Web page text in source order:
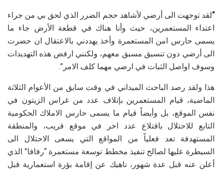
“لقد توجهت الى أرضي لأشاهد حجم الضرر الذي لحق بي من جراء
اعتداء المستعمرين، حيث وأنا هناك في قطعة الأرض جاء ما
يسمى حارس امن المستعمرة وأخذ يهددني بالاعتقال ان حضرت
الى أرضي دون تنسيق مسبق معهم، ولكنني ارفض هذه التهديدات
وسوف اواصل الثبات في ارضي مهما كلف الامر”.
هذا ولقد رصد الباحث الميداني في وقت سابق من الأعوام الثلاثة
الماضية، قيام المستعمرين بإتلاف عدد من غراس الزيتون في
نفس الموقع، بل وأيضاً قيام ما يسمى حارس الاملاك الحكومية
التابع للاحتلال باقتلاع عدد اخر في موقع قريب، والمنطقة
المستهدفة تعد فعلياً من المواقع التي يسعى الاحتلال الى
السيطرة عليها لصالح تنفيذ مخطط توسعة مستعمرة “رفافا” الذي
أعلن عنه قبل عدة شهور، ناهيك عن إقامة بؤرة استعمارية فبل